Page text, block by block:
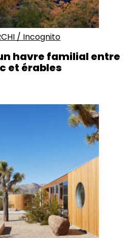
/ Incognito
havre familial entre
et érables